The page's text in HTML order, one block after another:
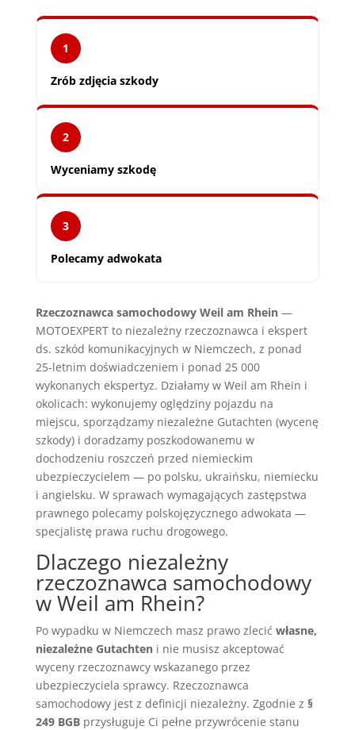
1
Zrób zdjęcia szkody
2
Wyceniamy szkodę
3
Polecamy adwokata
Rzeczoznawca samochodowy Weil am Rhein—
MOTOEXPERT to niezależny rzeczoznawca i ekspert
ds. szkód komunikacyjnych w Niemczech, z ponad
25-letnim doświadczeniem i ponad 25 000
wykonanych ekspertyz. Działamy w Weil am Rhein i
okolicach: wykonujemy oględziny pojazdu na
miejscu, sporządzamy niezależne Gutachten (wycenę
szkody) i doradzamy poszkodowanemu w
dochodzeniu roszczeń przed niemieckim
ubezpieczycielem — po polsku, ukraińsku, niemiecku
i angielsku. W sprawach wymagających zastępstwa
prawnego polecamy polskojęzycznego adwokata —
specjalistę prawa ruchu drogowego.
Dlaczego niezależny
rzeczoznawca samochodowy
w Weil am Rhein?
Po wypadku w Niemczech masz prawo zlecić własne,
niezależne Gutachteni nie musisz akceptować
wyceny rzeczoznawcy wskazanego przez
ubezpieczyciela sprawcy. Rzeczoznawca
samochodowy jest z definicji niezależny. Zgodnie z §
249 BGBprzysługuje Ci pełne przywrócenie stanu